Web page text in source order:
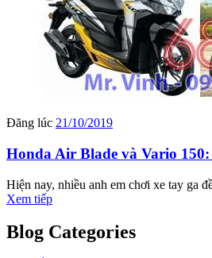
Đăng lúc 21/10/2019
Honda Air Blade và Vario
Hiện nay, nhiều anh em chơi xe tay ga
Xem tiếp
Blog Categories